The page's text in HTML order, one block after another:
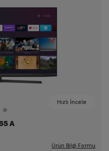
Hızlı İncele
A
Ürün Bilgi Formu